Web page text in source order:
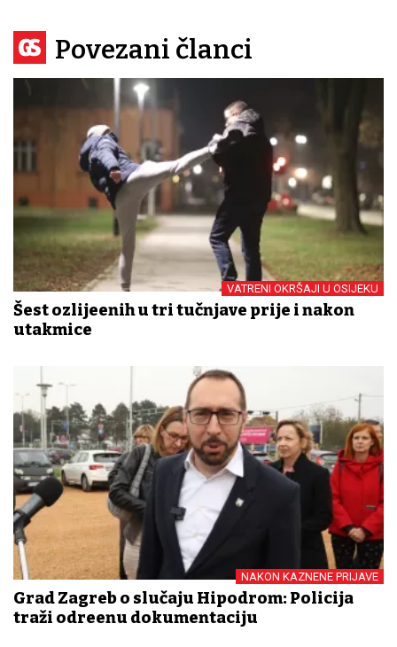
Povezani članci
VATRENI OKRŠAJI U OSIJEKU
Šest ozlijeđenih u tri tučnjave prije i nakon
utakmice
NAKON KAZNENE PRIJAVE
Grad Zagreb o slučaju Hipodrom: Policija
traži određenu dokumentaciju